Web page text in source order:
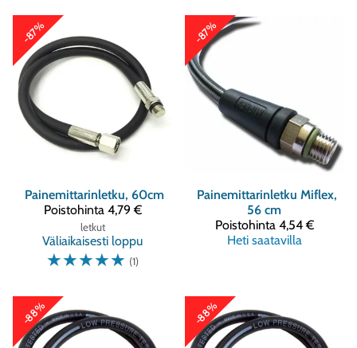
-87%
Painemittarinletku, 60cm
Poistohinta4,79 €
letkut
Väliaikaisesti loppu
☆☆☆☆☆ (1)
-87%
Painemittarinletku Miflex,
56 cm
Poistohinta 4,54 €
Heti saatavilla
-88% -88%